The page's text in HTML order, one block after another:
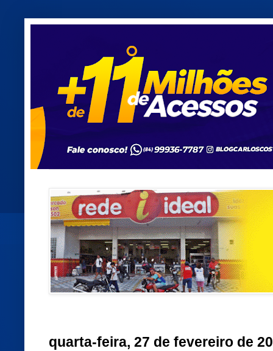
quarta-feira, 27 de fevereiro de